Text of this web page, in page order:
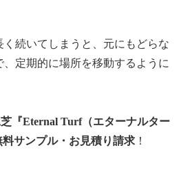
続いてしまうと、元にもどらな
、定期的に場所を移動するように
『Eternal Turf（エターナルター
料サンプル・お見積り請求 ！